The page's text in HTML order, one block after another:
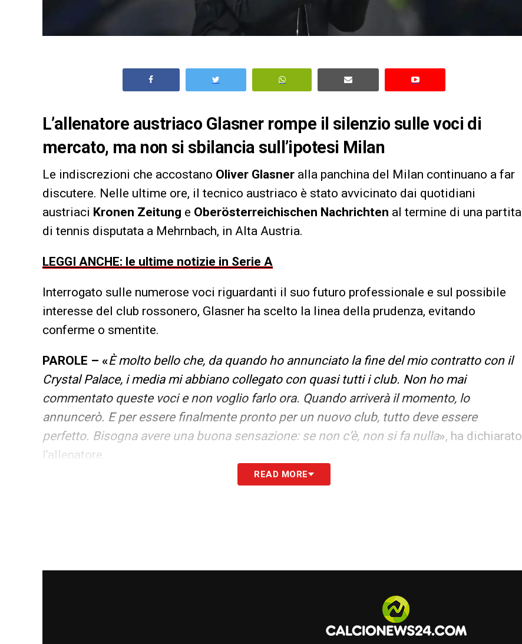
L’allenatore austriaco Glasner rompe il silenzio sulle voci di
mercato, ma non si sbilancia sull’ipotesi Milan
Le indiscrezioni che accostano Oliver Glasner alla panchina del Milan continuano a far
discutere. Nelle ultime ore, il tecnico austriaco è stato avvicinato dai quotidiani
austriaci Kronen Zeitung e Oberösterreichischen Nachrichten al termine di una partita
di tennis disputata a Mehrnbach, in Alta Austria.
LEGGI ANCHE: le ultime notizie in Serie A
Interrogato sulle numerose voci riguardanti il suo futuro professionale e sul possibile
interesse del club rossonero, Glasner ha scelto la linea della prudenza, evitando
conferme o smentite.
PAROLE – «È molto bello che, da quando ho annunciato la fine del mio contratto con il
Crystal Palace, i media mi abbiano collegato con quasi tutti i club. Non ho mai
commentato queste voci e non voglio farlo ora. Quando arriverà il momento, lo
annuncerò. E per essere finalmente pronto per un nuovo club, tutto deve essere
perfetto. Bisogna avere una buona sensazione: se non c’è, non si fa nulla», ha dichiarato
l’allenatore.
Parole che lasciano aperti tutti gli scenari e che non chiariscono in modo definitivo il
futura guida tecnica rossonera. Le prossime settimane potrebbero rivelarsi decisive per
READ MORE